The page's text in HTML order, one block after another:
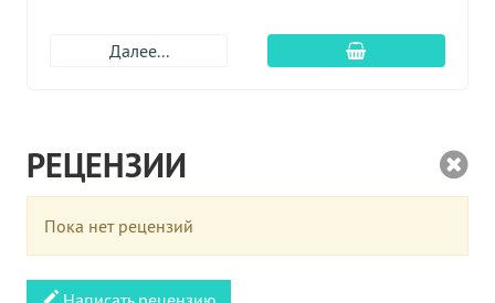
Далее... Добавить в
РЕЦЕНЗИИ
Пока нет рецензий